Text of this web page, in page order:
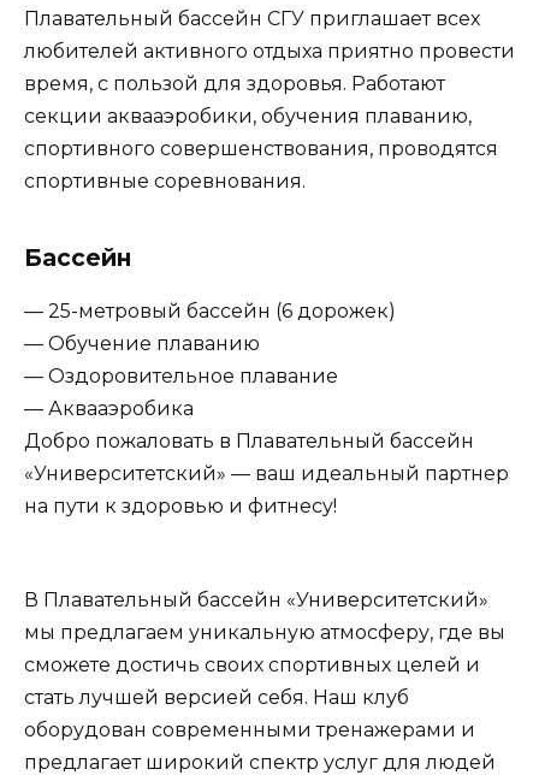
Плавательный бассейн СГУ приглашает всех
любителей активного отдыха приятно провести
время, с пользой для здоровья. Работают
секции аквааэробики, обучения плаванию,
спортивного совершенствования, проводятся
спортивные соревнования.
Бассейн
— 25-метровый бассейн (6 дорожек)
— Обучение плаванию
— Оздоровительное плавание
— Аквааэробика
Добро пожаловать в Плавательный бассейн
«Университетский» — ваш идеальный партнер
на пути к здоровью и фитнесу!
В Плавательный бассейн «Университетский»
мы предлагаем уникальную атмосферу, где вы
сможете достичь своих спортивных целей и
стать лучшей версией себя. Наш клуб
оборудован современными тренажерами и
предлагает широкий спектр услуг для людей